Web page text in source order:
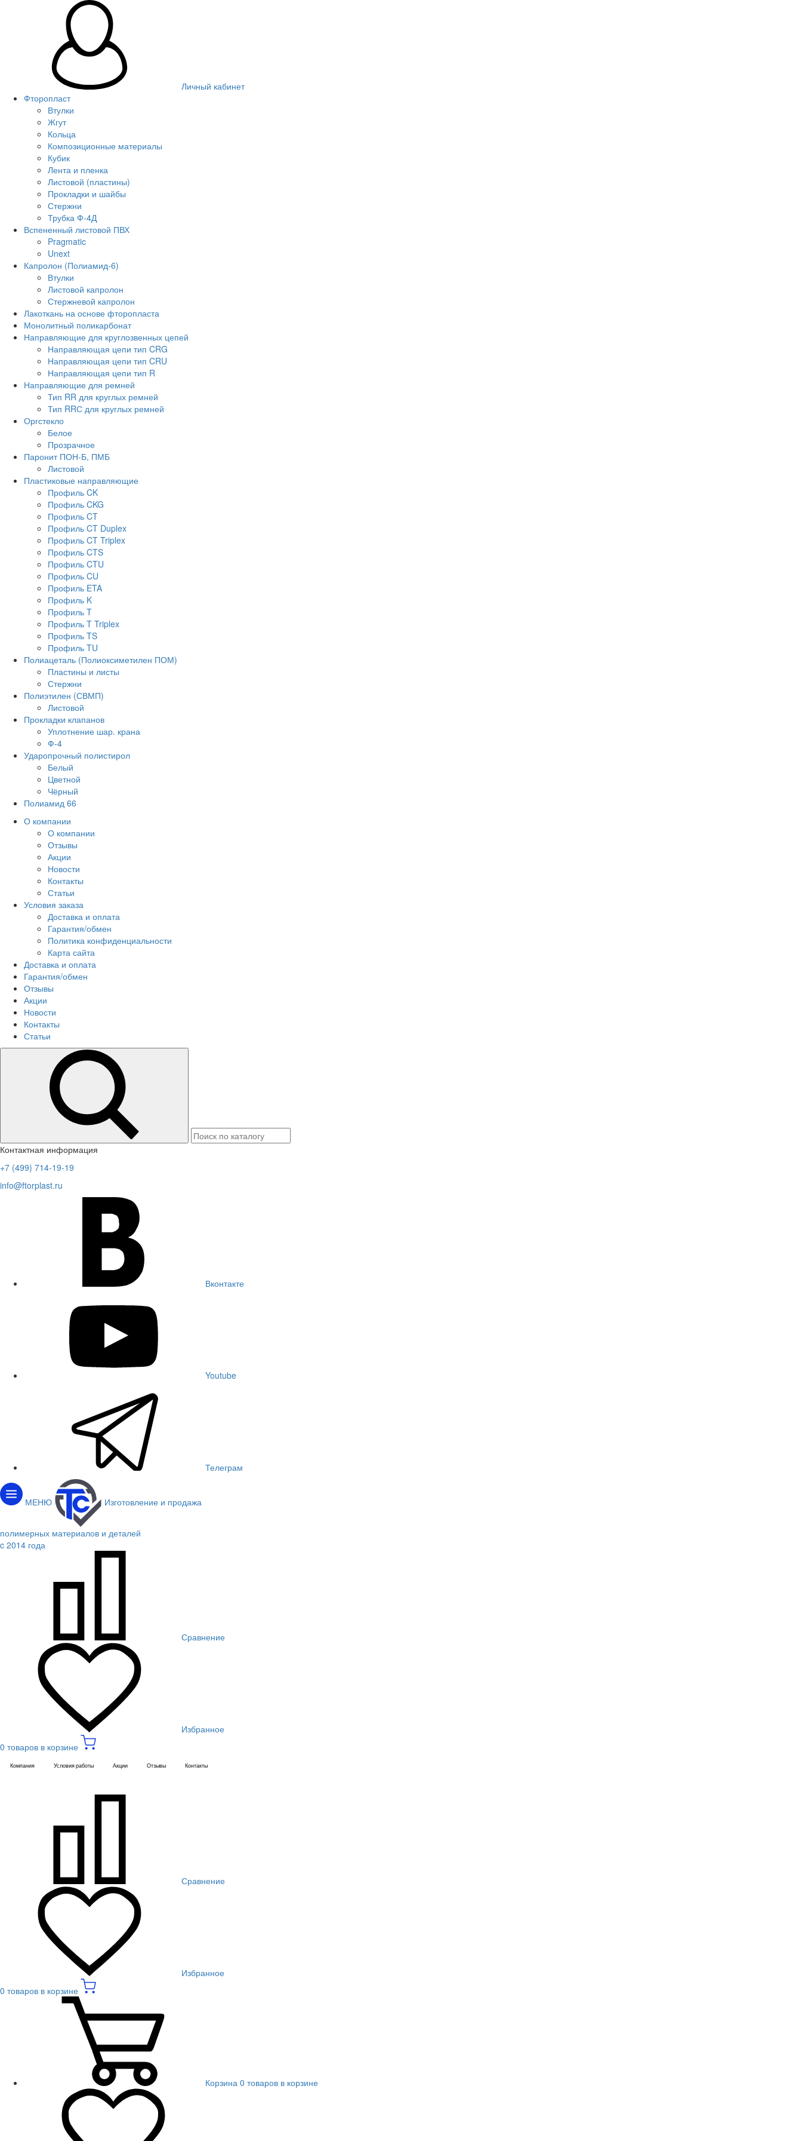
Личный кабинет
Фторопласт
Втулки
Жгут
Кольца
Композиционные материалы
Кубик
Лента и пленка
Листовой (пластины)
Прокладки и шайбы
Стержни
Трубка Ф-4Д
Вспененный листовой ПВХ
Pragmatic
Unext
Капролон (Полиамид-6)
Втулки
Листовой капролон
Стержневой капролон
Лакоткань на основе фторопласта
Монолитный поликарбонат
Направляющие для круглозвенных цепей
Направляющая цепи тип CRG
Направляющая цепи тип CRU
Направляющая цепи тип R
Направляющие для ремней
Тип RR для круглых ремней
Тип RRС для круглых ремней
Оргстекло
Белое
Прозрачное
Паронит ПОН-Б, ПМБ
Листовой
Пластиковые направляющие
Профиль CK
Профиль CKG
Профиль CT
Профиль CT Duplex
Профиль CT Triplex
Профиль CTS
Профиль CTU
Профиль CU
Профиль ETA
Профиль K
Профиль T
Профиль T Triplex
Профиль TS
Профиль TU
Полиацеталь (Полиоксиметилен ПОМ)
Пластины и листы
Стержни
Полиэтилен (СВМП)
Листовой
Прокладки клапанов
Уплотнение шар. крана
Ф-4
Ударопрочный полистирол
Белый
Цветной
Чёрный
Полиамид 66
О компании
О компании
Отзывы
Акции
Новости
Контакты
Статьи
Условия заказа
Доставка и оплата
Гарантия/обмен
Политика конфиденциальности
Карта сайта
Доставка и оплата
Гарантия/обмен
Отзывы
Акции
Новости
Контакты
Статьи
Контактная информация
+7 (499) 714-19-19
info@ftorplast.ru
Вконтакте
Youtube
Телеграм
МЕНЮ Изготовление и продажа
полимерных материалов и деталей
c 2014 года
Сравнение
Избранное
0 товаров в корзине
Компания Условия работы Акции Отзывы Контакты
Сравнение
Избранное
0 товаров в корзине
Корзина 0 товаров в корзине